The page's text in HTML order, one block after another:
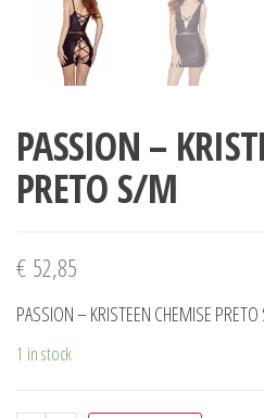
PASSION –
PRETO S/M
€ 52,85
PASSION – KRISTEEN CHEMISE
1 in stock